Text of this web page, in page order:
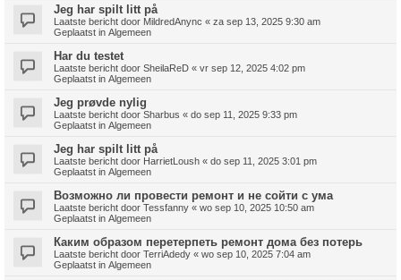
Jeg har spilt litt på
Laatste bericht door MildredAnync « za sep 13, 2025 9:30 am
Geplaatst in Algemeen
Har du testet
Laatste bericht door SheilaReD « vr sep 12, 2025 4:02 pm
Geplaatst in Algemeen
Jeg prøvde nylig
Laatste bericht door Sharbus « do sep 11, 2025 9:33 pm
Geplaatst in Algemeen
Jeg har spilt litt på
Laatste bericht door HarrietLoush « do sep 11, 2025 3:01 pm
Geplaatst in Algemeen
Возможно ли провести ремонт и не сойти с ума
Laatste bericht door Tessfanny « wo sep 10, 2025 10:50 am
Geplaatst in Algemeen
Каким образом перетерпеть ремонт дома без потерь
Laatste bericht door TerriAdedy « wo sep 10, 2025 7:04 am
Geplaatst in Algemeen